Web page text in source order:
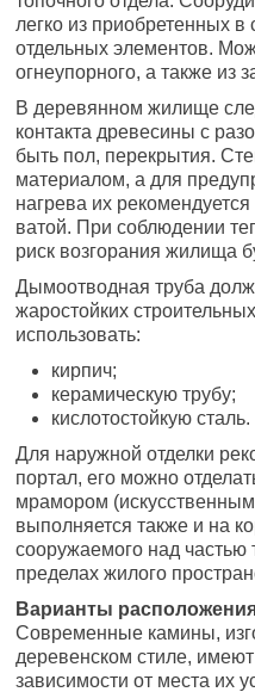
легко из приобретенных в
отдельных элементов.
огнеупорного, а также из
В деревянном жилище
контакта древесины с
быть пол, перекрытия.
материалом, а для
нагрева их
ватой. При соблюдении
риск возгорания жилища
Дымоотводная труба
жаростойких
использовать:
кирпич;
керамическую трубу;
кислотостойкую сталь.
Для наружной отделки
портал, его можно
мрамором
выполняется также и на
сооружаемого над
пределах жилого
Варианты
Современные камины,
деревенском стиле,
зависимости от места их